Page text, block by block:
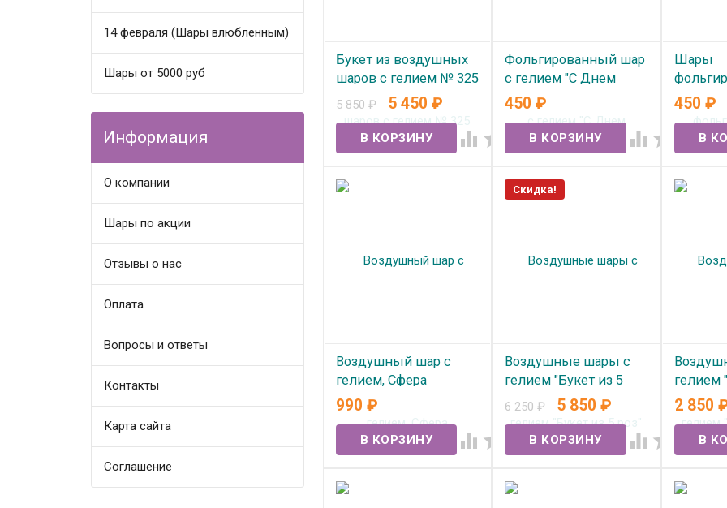
14 февраля (Шары влюбленным)
Шары от 5000 руб
Информация
О компании
Шары по акции
Отзывы о нас
Оплата
Вопросы и ответы
Контакты
Карта сайта
Соглашение
Букет из воздушных
шаров с гелием № 325
В наличии
5 850₽ 5 450 ₽
 
Фольгированный шар
с гелием "С Днем
Рождения пионы"
В наличии
450₽
 
Шары
гелием
В
450 ₽
Воздушный шар с
гелием, Сфера
"Баскетбольный мяч"
В наличии
990 ₽
 
Скидка!
Воздушные шары с
гелием "Букет из 5
роз" №361
В наличии
6 250₽ 5 850₽
 
гелием
розой"
В
2 850